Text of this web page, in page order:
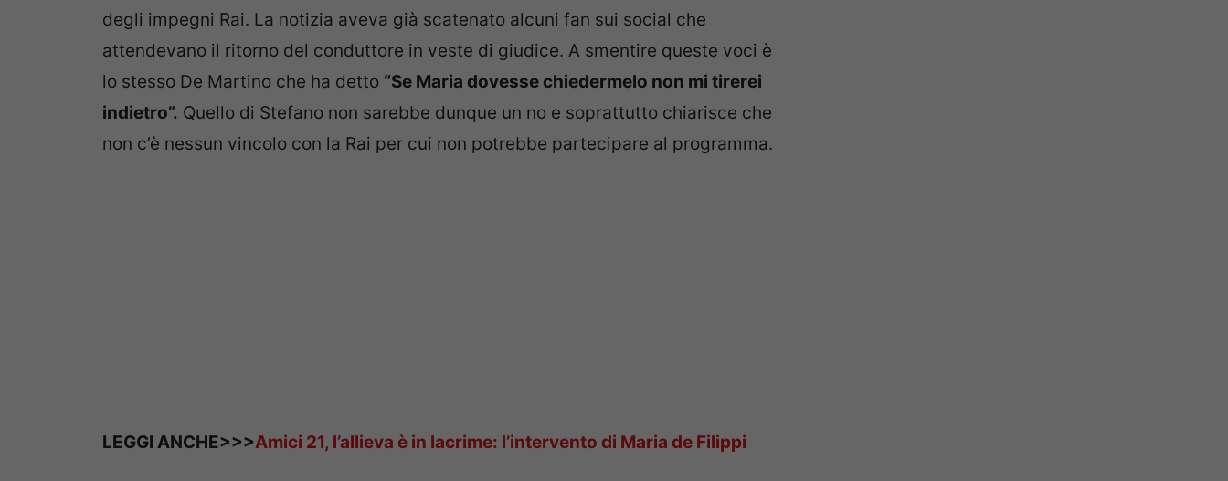
degli impegni Rai. La notizia aveva già scatenato alcuni fan sui social che
attendevano il ritorno del conduttore in veste di giudice. A smentire queste voci è
lo stesso De Martino che ha detto “Se Maria dovesse chiedermelo non mi tirerei
indietro”. Quello di Stefano non sarebbe dunque un no e soprattutto chiarisce che
non c’è nessun vincolo con la Rai per cui non potrebbe partecipare al programma.
LEGGI ANCHE>>>Amici 21, l’allieva è in lacrime: l’intervento di Maria de Filippi